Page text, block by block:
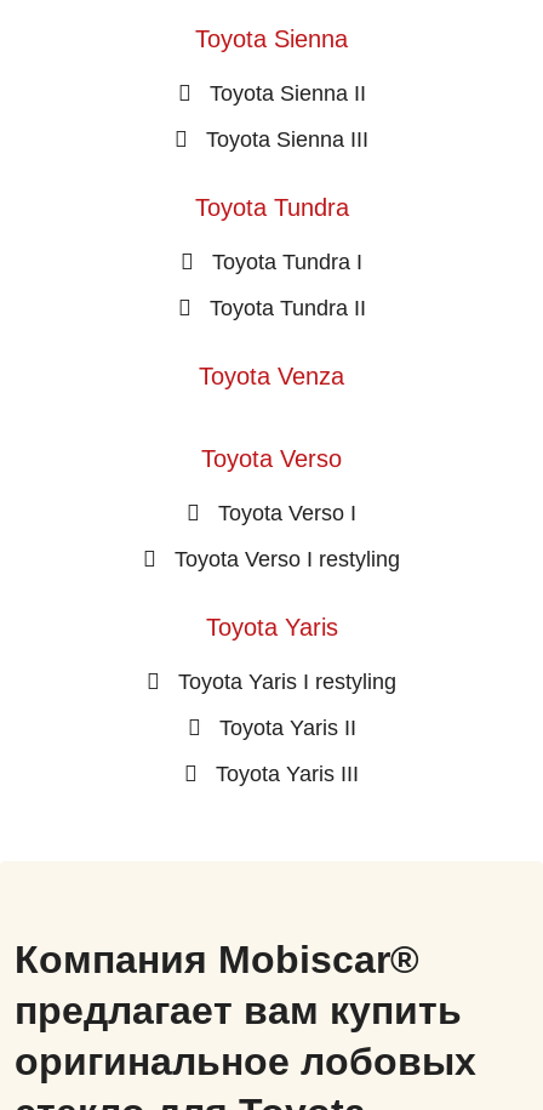
Toyota Sienna
Toyota Sienna II
Toyota Sienna III
Toyota Tundra
Toyota Tundra I
Toyota Tundra II
Toyota Venza
Toyota Verso
Toyota Verso I
Toyota Verso I restyling
Toyota Yaris
Toyota Yaris I restyling
Toyota Yaris II
Toyota Yaris III
Компания Mobiscar®
предлагает вам купить
оригинальное лобовых